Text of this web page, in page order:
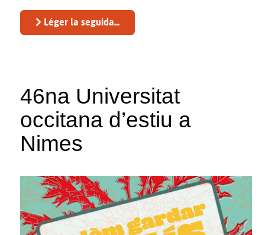
Léger la seguida...
46na Universitat
occitana d’estiu a
Nimes